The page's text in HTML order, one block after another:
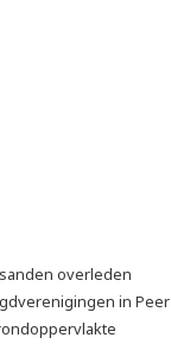
overleden
in Peer